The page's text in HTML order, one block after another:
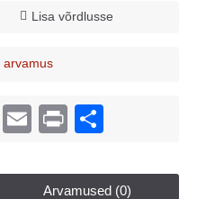
Lisa võrdlusse
arvamus
Arvamused (0)